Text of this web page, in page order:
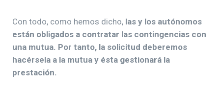
Con todo, como hemos dicho, las y los autónomos
están obligados a contratar las contingencias con
una mutua. Por tanto, la solicitud deberemos
hacérsela a la mutua y ésta gestionará la
prestación.